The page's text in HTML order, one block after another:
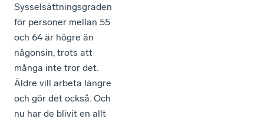
Sysselsättningsgraden
för personer mellan 55
och 64 är högre än
någonsin, trots att
många inte tror det.
Äldre vill arbeta längre
och gör det också. Och
nu har de blivit en allt